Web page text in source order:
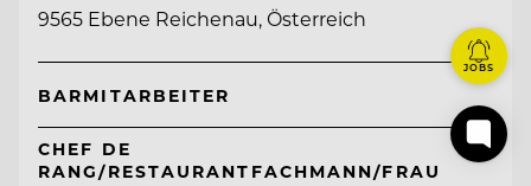
9565 Ebene Reichenau, Österreich
BARMITARBEITER
CHEF DE
RANG/RESTAURANTFACHMANN/FRAU
JOBS